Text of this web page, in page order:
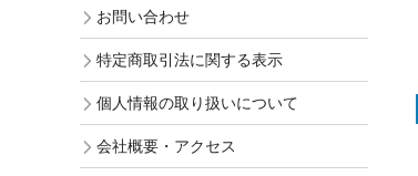
お問い合わせ
特定商取引法に関する表示
個人情報の取り扱いについて
会社概要・アクセス